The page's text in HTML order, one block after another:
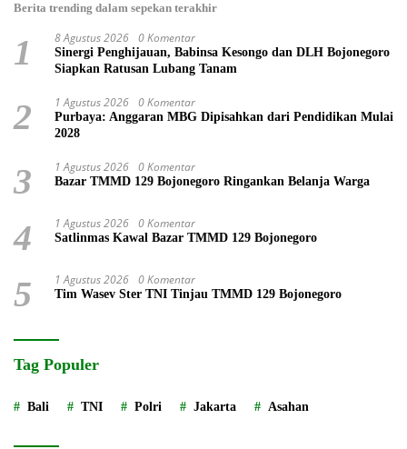
Berita trending dalam sepekan terakhir
1 8 Agustus 2026 0 Komentar
Sinergi Penghijauan, Babinsa Kesongo dan DLH Bojonegoro
Siapkan Ratusan Lubang Tanam
2 1 Agustus 2026 0 Komentar
Purbaya: Anggaran MBG Dipisahkan dari Pendidikan Mulai
2028
3 1 Agustus 2026 0 Komentar
Bazar TMMD 129 Bojonegoro Ringankan Belanja Warga
4 1 Agustus 2026 0 Komentar
Satlinmas Kawal Bazar TMMD 129 Bojonegoro
5 1 Agustus 2026 0 Komentar
Tim Wasev Ster TNI Tinjau TMMD 129 Bojonegoro
Tag Populer
Bali TNI Polri Jakarta Asahan